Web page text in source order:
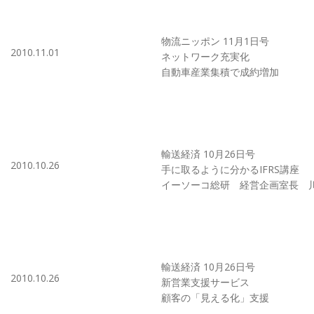
2010.11.01
物流ニッポン 11月1日号
ネットワーク充実化
自動車産業集積で成約増加
2010.10.26
輸送経済 10月26日号
手に取るように分かるIFRS講座
イーソーコ総研 経営企画室長
2010.10.26
輸送経済 10月26日号
新営業支援サービス
顧客の「見える化」支援